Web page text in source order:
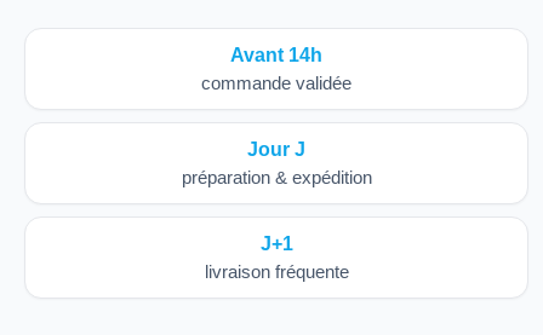
Avant 14h
commande validée
Jour J
préparation & expédition
J+1
livraison fréquente